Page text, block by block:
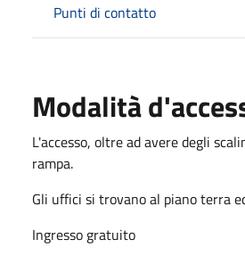
Punti di contatto
Modalità
L'accesso, oltre ad avere degli
rampa.
Gli uffici si trovano al piano terra
Ingresso gratuito